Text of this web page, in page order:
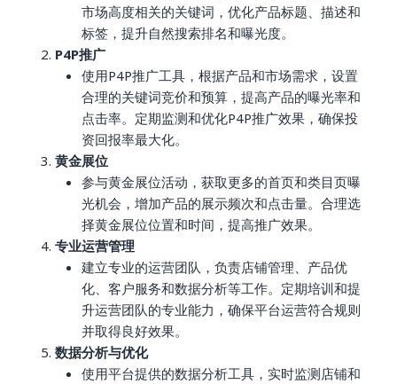
市场高度相关的关键词，优化产品标题、描述和
标签，提升自然搜索排名和曝光度。
P4P推广
使用P4P推广工具，根据产品和市场需求，设置
合理的关键词竞价和预算，提高产品的曝光率和
点击率。定期监测和优化P4P推广效果，确保投
资回报率最大化。
黄金展位
参与黄金展位活动，获取更多的首页和类目页曝
光机会，增加产品的展示频次和点击量。合理选
择黄金展位位置和时间，提高推广效果。
专业运营管理
建立专业的运营团队，负责店铺管理、产品优
化、客户服务和数据分析等工作。定期培训和提
升运营团队的专业能力，确保平台运营符合规则
并取得良好效果。
数据分析与优化
使用平台提供的数据分析工具，实时监测店铺和